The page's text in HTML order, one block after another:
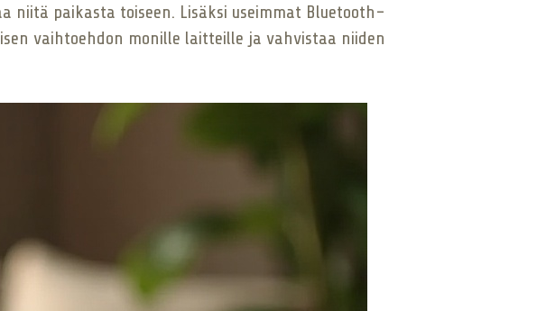
niitä paikasta toiseen. Lisäksi useimmat Bluetooth-
vaihtoehdon monille laitteille ja vahvistaa niiden